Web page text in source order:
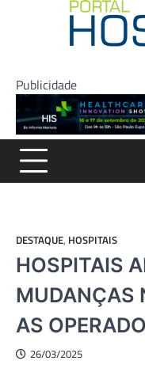
Publicidade
DESTAQUE, HOSPITAIS
HOSPITAIS
MUDANÇAS
AS
26/03/2025